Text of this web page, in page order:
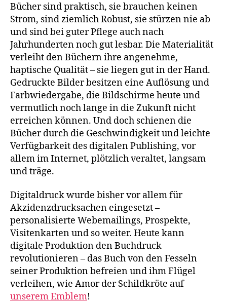
Bücher sind praktisch, sie brauchen keinen
Strom, sind ziemlich Robust, sie stürzen nie ab
und sind bei guter Pflege auch nach
Jahrhunderten noch gut lesbar. Die Materialität
verleiht den Büchern ihre angenehme,
haptische Qualität – sie liegen gut in der Hand.
Gedruckte Bilder besitzen eine Auflösung und
Farbwiedergabe, die Bildschirme heute und
vermutlich noch lange in die Zukunft nicht
erreichen können. Und doch schienen die
Bücher durch die Geschwindigkeit und leichte
Verfügbarkeit des digitalen Publishing, vor
allem im Internet, plötzlich veraltet, langsam
und träge.
Digitaldruck wurde bisher vor allem für
Akzidenzdrucksachen eingesetzt –
personalisierte Webemailings, Prospekte,
Visitenkarten und so weiter. Heute kann
digitale Produktion den Buchdruck
revolutionieren – das Buch von den Fesseln
seiner Produktion befreien und ihm Flügel
verleihen, wie Amor der Schildkröte auf
unserem Emblem!